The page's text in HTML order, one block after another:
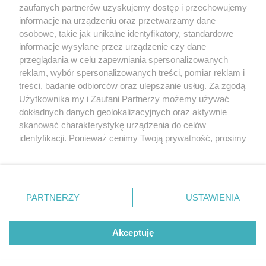
Więcej
20. urodzin portalu
wSzczecinie.pl
Regulamin konkursów
śniadaniówka "Hej
Szczecin! Jest piątek!"
Partnerzy
Praca Szczecin
© 2026 wSzczecinie.pl
Created by GOD
zaufanych partnerów uzyskujemy dostęp i przechowujemy
informacje na urządzeniu oraz przetwarzamy dane
osobowe, takie jak unikalne identyfikatory, standardowe
informacje wysyłane przez urządzenie czy dane
przeglądania w celu zapewniania spersonalizowanych
reklam, wybór spersonalizowanych treści, pomiar reklam i
treści, badanie odbiorców oraz ulepszanie usług. Za zgodą
Użytkownika my i Zaufani Partnerzy możemy używać
dokładnych danych geolokalizacyjnych oraz aktywnie
skanować charakterystykę urządzenia do celów
identyfikacji. Ponieważ cenimy Twoją prywatność, prosimy
prywatności znajdujący się w lewym dolnym rogu strony
. Niektóre rodzaje przetwarzania danych nie wymagają
takiemu przetwarzaniu. Preferencje będą miały
zastosowania tylko na tej witrynie.
PARTNERZY USTAWIENIA
Akceptuję